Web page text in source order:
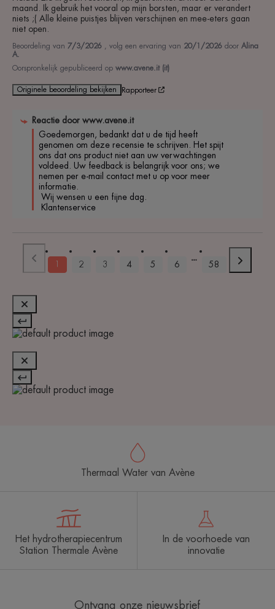
maand. Ik gebruik het vooral op mijn borsten, maar er verandert
niets ;( Alle kleine puistjes blijven verschijnen en mee-eters gaan
niet open.
Beoordeling van 7/3/2026 , volg een ervaring van 20/1/2026 door Alina
A.
Oorspronkelijk gepubliceerd op www.avene.it (it)
Originele beoordeling bekijken Rapporteer
Reactie door www.avene.it
Goedemorgen, bedankt dat u de tijd heeft
genomen om deze recensie te schrijven. Het spijt
ons dat ons product niet aan uw verwachtingen
voldeed. Uw feedback is belangrijk voor ons; we
nemen per e-mail contact met u op voor meer
informatie.
Klantenservice
2 3 4 5 6 58
Thermaal Water van Avène
Het hydrotherapiecentrum
Station Thermale Avène
In de voorhoede van
innovatie
Ontvang onze nieuwsbrief